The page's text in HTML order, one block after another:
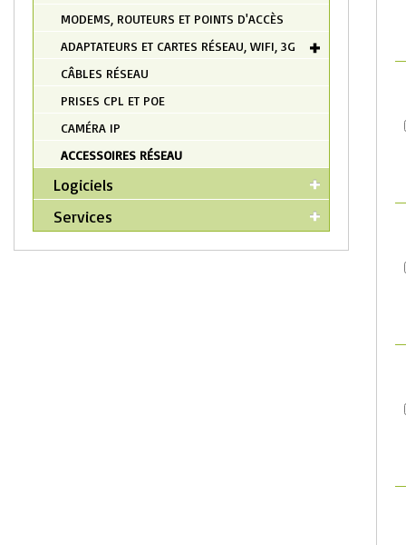
MODEMS, ROUTEURS ET POINTS D'ACCÈS
ADAPTATEURS ET CARTES RÉSEAU, WIFI, 3G
CÂBLES RÉSEAU
PRISES CPL ET POE
CAMÉRA IP
ACCESSOIRES RÉSEAU
Logiciels
Services